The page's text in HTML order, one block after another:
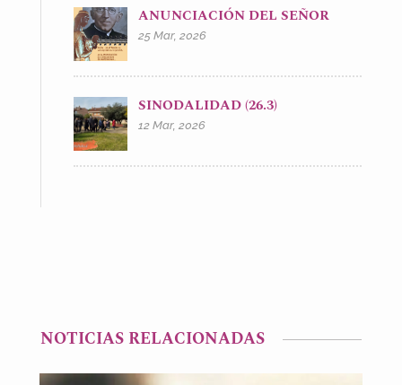
ANUNCIACIÓN DEL SEÑOR
25 Mar, 2026
SINODALIDAD (26.3)
12 Mar, 2026
NOTICIAS RELACIONADAS